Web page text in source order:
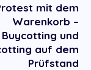
mit dem
Warenkorb –
Buycotting und
auf dem
Prüfstand